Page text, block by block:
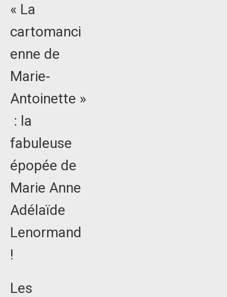
« La
cartomanci
enne de
Marie-
Antoinette »
: la
fabuleuse
épopée de
Marie Anne
Adélaïde
Lenormand
!
Les